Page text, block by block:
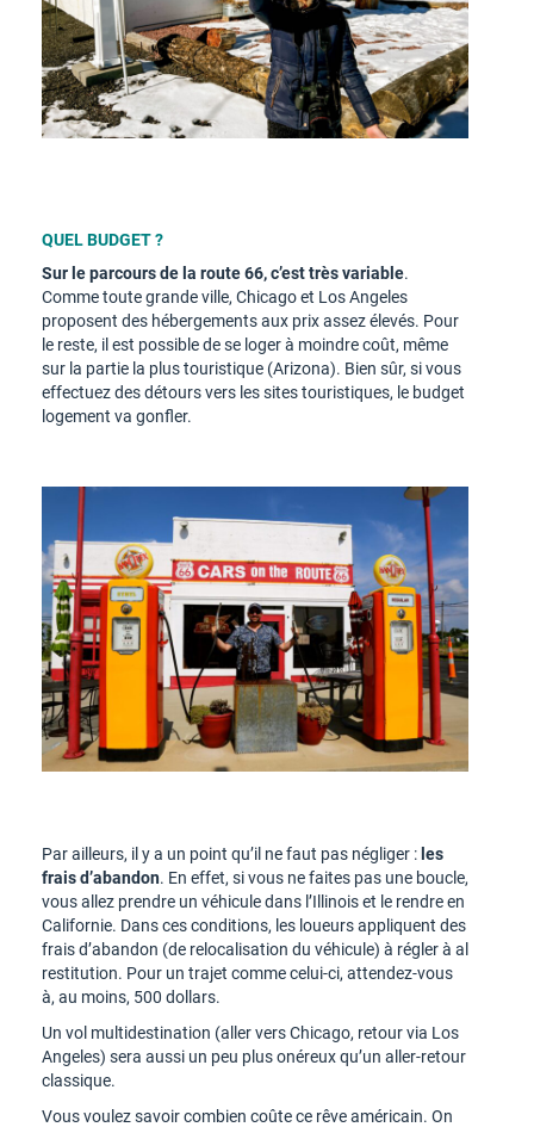
QUEL BUDGET ?
Sur le parcours de la route 66, c’est très variable.
Comme toute grande ville, Chicago et Los Angeles
proposent des hébergements aux prix assez élevés. Pour
le reste, il est possible de se loger à moindre coût, même
sur la partie la plus touristique (Arizona). Bien sûr, si vous
effectuez des détours vers les sites touristiques, le budget
logement va gonfler.
Par ailleurs, il y a un point qu’il ne faut pas négliger : les
frais d’abandon. En effet, si vous ne faites pas une boucle,
vous allez prendre un véhicule dans l’Illinois et le rendre en
Californie. Dans ces conditions, les loueurs appliquent des
frais d’abandon (de relocalisation du véhicule) à régler à al
restitution. Pour un trajet comme celui-ci, attendez-vous
à, au moins, 500 dollars.
Un vol multidestination (aller vers Chicago, retour via Los
Angeles) sera aussi un peu plus onéreux qu’un aller-retour
classique.
Vous voulez savoir combien coûte ce rêve américain. On